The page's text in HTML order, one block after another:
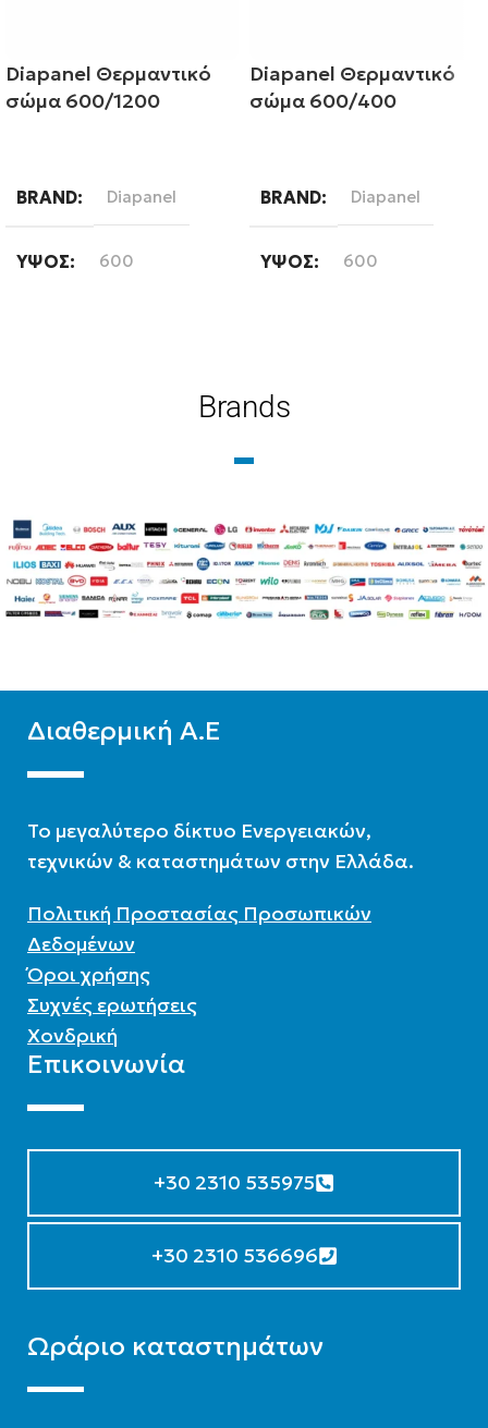
Diapanel Θερμαντικό
σώμα 600/1200
BRAND Diapanel
ΎΨΟΣ 600
Δίστηλο ,Μονόστηλο ,
Τρίστηλο
Diapanel Θερμαντικό
σώμα 600/400
BRAND Diapanel
ΎΨΟΣ 600
ΤΎΠΟΣ ΒΡΌΓΧΟΥ
Δίστηλο ,Μονόστηλο ,
Τρίστηλο
Brands
Διαθερμική Α.Ε
To μεγαλύτερο δίκτυο Ενεργειακών,
τεχνικών & καταστημάτων στην Ελλάδα.
Πολιτική Προστασίας Προσωπικών
Δεδομένων
Όροι χρήσης
Συχνές ερωτήσεις
Χονδρική
Επικοινωνία
+30 2310 535975
+30 2310 536696
Ωράριο καταστημάτων